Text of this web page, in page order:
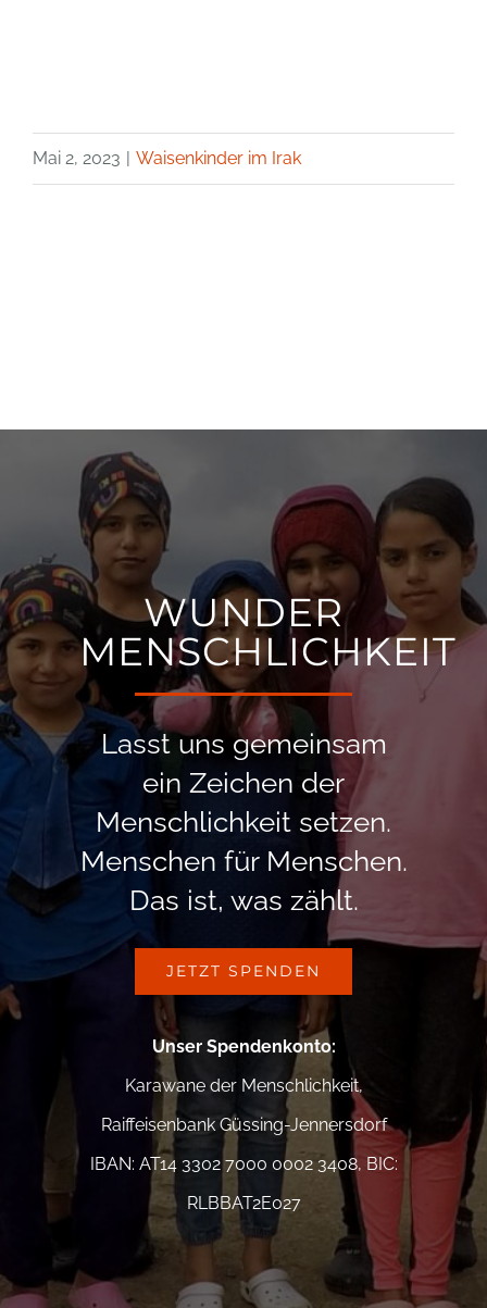
Mai 2, 2023 | Waisenkinder im Irak
WUNDER
MENSCHLICHKEIT
Lasst uns gemeinsam
ein Zeichen der
Menschlichkeit setzen.
Menschen für Menschen.
Das ist, was zählt.
JETZT SPENDEN
Unser Spendenkonto:
Karawane der Menschlichkeit,
Raiffeisenbank Güssing-Jennersdorf
IBAN: AT14 3302 7000 0002 3408, BIC:
RLBBAT2E027